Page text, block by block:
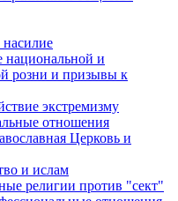
национальной и
розни и призывы к
экстремизму
отношения
Церковь и
и ислам
религии против "сект"